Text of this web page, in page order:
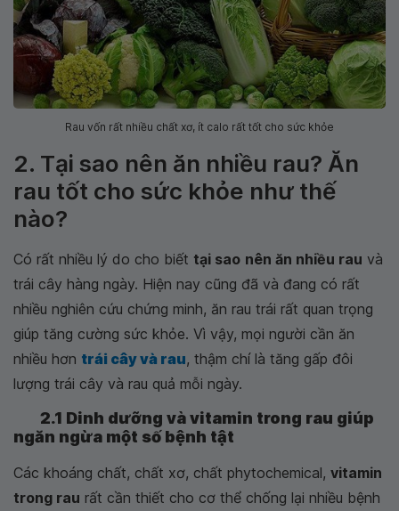
Rau vốn rất nhiều chất xơ, ít calo rất tốt cho sức khỏe
2. Tại sao nên ăn nhiều rau? Ăn
rau tốt cho sức khỏe như thế
nào?
Có rất nhiều lý do cho biết tại sao nên ăn nhiều rau và
trái cây hàng ngày. Hiện nay cũng đã và đang có rất
nhiều nghiên cứu chứng minh, ăn rau trái rất quan trọng
giúp tăng cường sức khỏe. Vì vậy, mọi người cần ăn
nhiều hơn trái cây và rau, thậm chí là tăng gấp đôi
lượng trái cây và rau quả mỗi ngày.
2.1 Dinh dưỡng và vitamin trong rau giúp
ngăn ngừa một số bệnh tật
Các khoáng chất, chất xơ, chất phytochemical, vitamin
trong rau rất cần thiết cho cơ thể chống lại nhiều bệnh